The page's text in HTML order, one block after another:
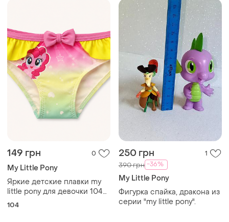
149 грн 0
My Little Pony
Яркие детские плавки my
little pony для девочки 104
см
104
250 грн 1
390 грн -36%
My Little Pony
Фигурка спайка, дракона из
серии "my little pony".